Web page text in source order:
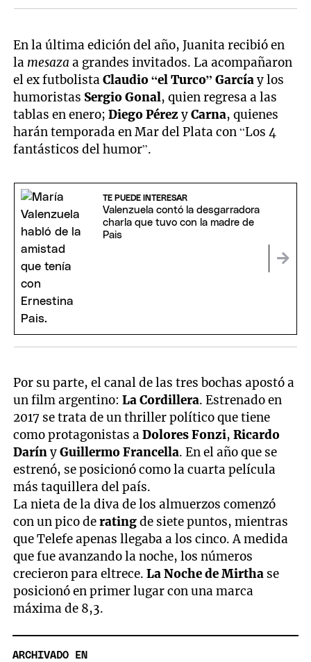
En la última edición del año, Juanita recibió en
la mesaza a grandes invitados. La acompañaron
el ex futbolistaClaudio “el Turco” Garcíay los
humoristas Sergio Gonal, quien regresa a las
tablas en enero;Diego PérezyCarna, quienes
harán temporada en Mar del Plata con “Los 4
fantásticos del humor”.
TE PUEDE INTERESAR
Valenzuela contó la desgarradora
charla que tuvo con la madre de
Pais
Por su parte, el canal de las tres bochas apostó a
un film argentino:La Cordillera. Estrenado en
2017 se trata de un thriller político que tiene
como protagonistas aDolores Fonzi,Ricardo
DarínyGuillermo Francella. En el año que se
estrenó, se posicionó como la cuarta película
más taquillera del país.
La nieta de la diva de los almuerzos comenzó
con un pico deratingde siete puntos, mientras
que Telefe apenas llegaba a los cinco. A medida
que fue avanzando la noche, los números
crecieron para eltrece. La Noche de Mirtha se
posicionó en primer lugar con una marca
máxima de 8,3.
ARCHIVADO EN